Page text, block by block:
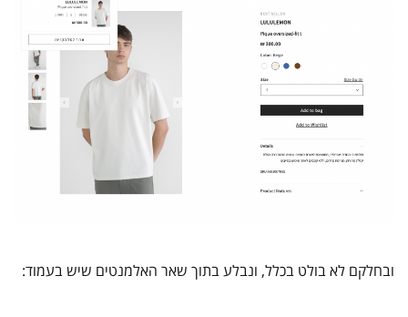
ובחלקם לא בולט בכלל, ונבלע בתוך שאר האלמנטים שיש בעמוד: